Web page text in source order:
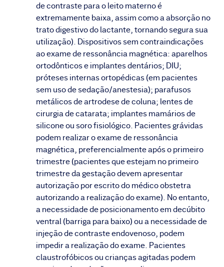
de contraste para o leito materno é
extremamente baixa, assim como a absorção no
trato digestivo do lactante, tornando segura sua
utilização). Dispositivos sem contraindicações
ao exame de ressonância magnética: aparelhos
ortodônticos e implantes dentários; DIU;
próteses internas ortopédicas (em pacientes
sem uso de sedação/anestesia); parafusos
metálicos de artrodese de coluna; lentes de
cirurgia de catarata; implantes mamários de
silicone ou soro fisiológico. Pacientes grávidas
podem realizar o exame de ressonância
magnética, preferencialmente após o primeiro
trimestre (pacientes que estejam no primeiro
trimestre da gestação devem apresentar
autorização por escrito do médico obstetra
autorizando a realização do exame). No entanto,
a necessidade de posicionamento em decúbito
ventral (barriga para baixo) ou a necessidade de
injeção de contraste endovenoso, podem
impedir a realização do exame. Pacientes
claustrofóbicos ou crianças agitadas podem